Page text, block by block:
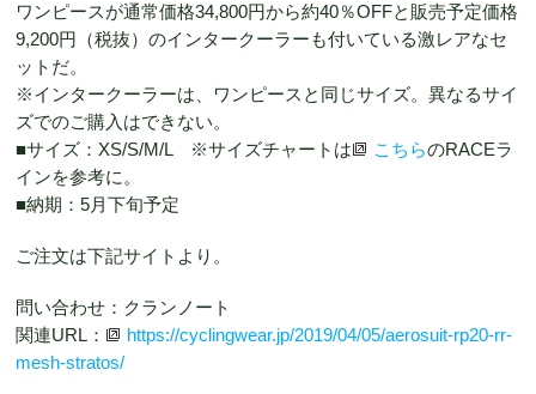
ワンピースが通常価格34,800円から約40％OFFと販売予定価格
9,200円（税抜）のインタークーラーも付いている激レアなセ
ットだ。
※インタークーラーは、ワンピースと同じサイズ。異なるサイ
ズでのご購入はできない。
■サイズ：XS/S/M/L ※サイズチャートは
こちらのRACEラ
インを参考に。
■納期：5月下旬予定
ご注文は下記サイトより。
問い合わせ：クランノート
関連URL：
https://cyclingwear.jp/2019/04/05/aerosuit-rp20-rr-
mesh-stratos/